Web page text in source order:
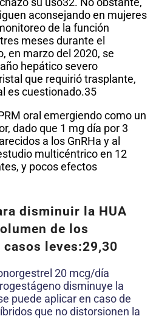
aconsejando en mujeres
de la función
meses durante el
en marzo del 2020, se
hepático severo
que requirió trasplante,
es cuestionado.35
oral emergiendo como un
dado que 1 mg día por 3
a los GnRHa y al
multicéntrico en 12
y pocos efectos
disminuir la HUA
de los
casos leves:29,30
20 mcg/día
disminuye la
puede aplicar en caso de
que no distorsionen la